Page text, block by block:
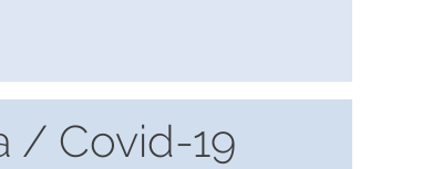
/ Covid-19